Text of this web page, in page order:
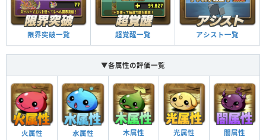
限界突破一覧 超覚醒一覧 アシスト一覧
▼各属性の評価一覧
火属性 水属性 木属性 光属性 闇属性